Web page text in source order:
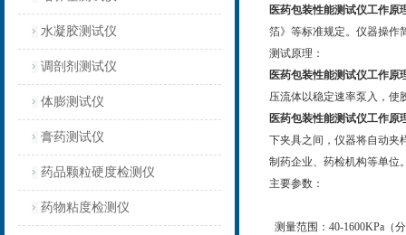
水凝胶测试仪
调剖剂测试仪
体膨测试仪
膏药测试仪
药品颗粒硬度检测仪
药物粘度检测仪
医药包装性能测试仪工作原
箔》等标准规定。仪器操作
测试原理：
医药包装性能测试仪工作原
压流体以稳定速率泵入，使
医药包装性能测试仪工作原
下夹具之间，仪器将自动夹
制药企业、药检机构等单位
主要参数：
测量范围：40-1600KPa（